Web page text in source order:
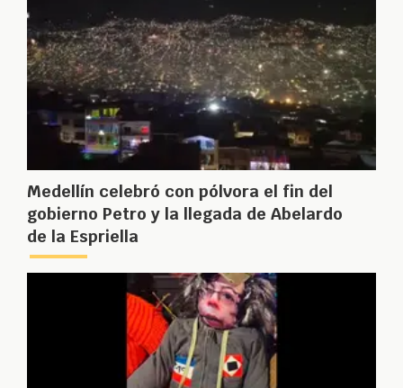
Medellín celebró con pólvora el fin del
gobierno Petro y la llegada de Abelardo
de la Espriella